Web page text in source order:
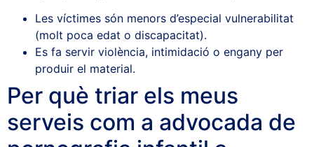
Les víctimes són menors d’especial vulnerabilitat
(molt poca edat o discapacitat).
Es fa servir violència, intimidació o engany per
produir el material.
Per què triar els meus
serveis com a advocada de